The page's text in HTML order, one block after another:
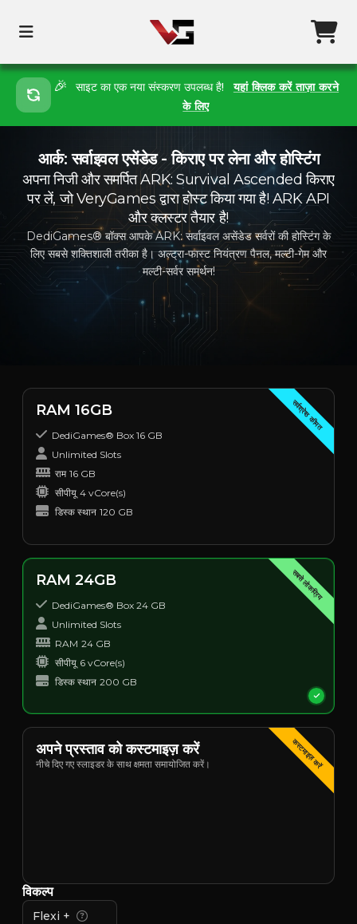
🎉 साइट का एक नया संस्करण उपलब्ध है!
यहां क्लिक करें ताज़ा करने
के लिए
आर्क: सर्वाइवल एसेंडेड - किराए पर लेना और होस्टिंग
अपना निजी और समर्पित ARK: Survival Ascended किराए
पर लें, जो VeryGames द्वारा होस्ट किया गया है! ARK API
और क्लस्टर तैयार है!
DediGames® बॉक्स आपके ARK: सर्वाइवल असेंडेड सर्वरों की होस्टिंग के
लिए सबसे शक्तिशाली तरीका है। अल्ट्रा-फास्ट नियंत्रण पैनल, मल्टी-गेम और
मल्टी-सर्वर समर्थन!
सर्वश्रेष्ठ कीमत
RAM 16GB
DediGames® Box 16 GB
Unlimited Slots
राम 16 GB
सीपीयू 4 vCore(s)
डिस्क स्थान 120 GB
सबसे लोकप्रिय
RAM 24GB
DediGames® Box 24 GB
Unlimited Slots
RAM 24 GB
सीपीयू 6 vCore(s)
डिस्क स्थान 200 GB
कस्टमाइज़ करें
अपने प्रस्ताव को कस्टमाइज़ करें
नीचे दिए गए स्लाइडर के साथ क्षमता समायोजित करें।
विकल्प
Flexi +